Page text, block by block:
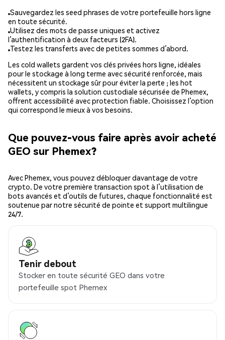
Sauvegardez les seed phrases de votre portefeuille hors ligne
en toute sécurité.
Utilisez des mots de passe uniques et activez
l’authentification à deux facteurs (2FA).
Testez les transferts avec de petites sommes d’abord.
Les cold wallets gardent vos clés privées hors ligne, idéales
pour le stockage à long terme avec sécurité renforcée, mais
nécessitent un stockage sûr pour éviter la perte ; les hot
wallets, y compris la solution custodiale sécurisée de Phemex,
offrent accessibilité avec protection fiable. Choisissez l’option
qui correspond le mieux à vos besoins.
Que pouvez-vous faire après avoir acheté
GEO sur Phemex?
Avec Phemex, vous pouvez débloquer davantage de votre
crypto. De votre première transaction spot à l’utilisation de
bots avancés et d’outils de futures, chaque fonctionnalité est
soutenue par notre sécurité de pointe et support multilingue
24/7.
Tenir debout
Stocker en toute sécurité GEO dans votre
portefeuille spot Phemex